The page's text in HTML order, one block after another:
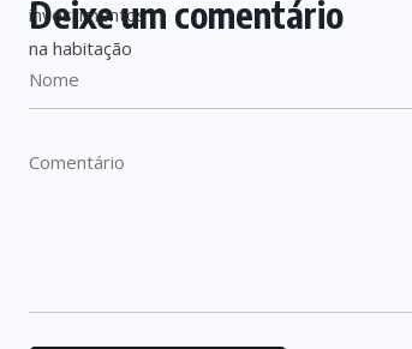
Deixe um comentário